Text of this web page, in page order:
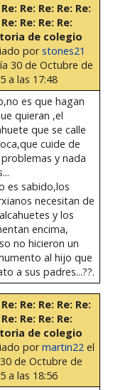
Re: Re: Re: Re:
Re: Re: Re:
de colegio
porstones21
30 de Octubre de
a las 17:48
es que hagan
quieran ,el
que se calle
cuide de
y nada
es sabido,los
necesitan de
y los
encima,
no hicieron un
al hijo que
a sus padres...??.
Re: Re: Re: Re:
Re: Re: Re:
de colegio
pormartin22el
de Octubre de
a las 18:56